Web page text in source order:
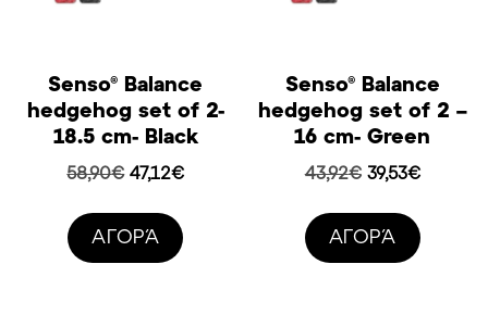
Senso® Balance
hedgehog set of 2-
18.5 cm- Black
58,90€ Original
was:
58,90€.
47,12€Η
AΓΟΡΆ
Senso® Balance
hedgehog set of 2 –
16 cm- Green
43,92€ Original
was:
43,92€.
39,53€Η
είναι:
AΓΟΡΆ